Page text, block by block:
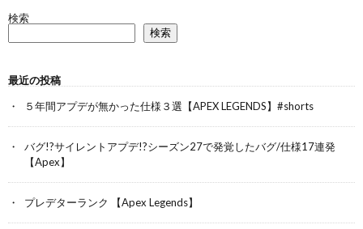
検索
検索
最近の投稿
５年間アプデが無かった仕様３選【APEX LEGENDS】#shorts
バグ!?サイレントアプデ!?シーズン27で発覚したバグ/仕様17連発
【Apex】
プレデターランク 【Apex Legends】